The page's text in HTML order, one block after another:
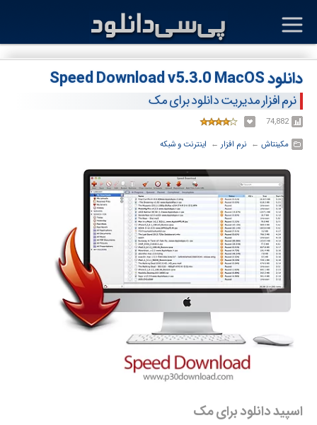
دانلود Speed Download v5.3.0 MacOS
نرم افزار مدیریت دانلود برای مک
74,882
مکینتاش ← ‏ نرم افزار ← ‏ اینترنت و شبکه
اسپید دانلود برای مک